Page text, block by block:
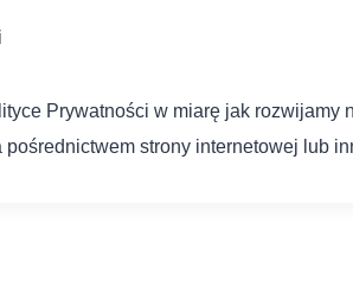
Prywatności w miarę jak
strony internetowej lub